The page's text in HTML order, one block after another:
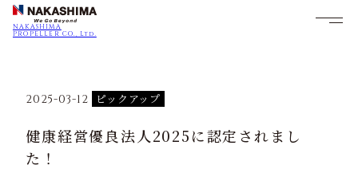
NAKASHIMA
PROPELLER CO., Ltd.
2025-03-12 ピックアップ
健康経営優良法人2025に認定されまし
た！